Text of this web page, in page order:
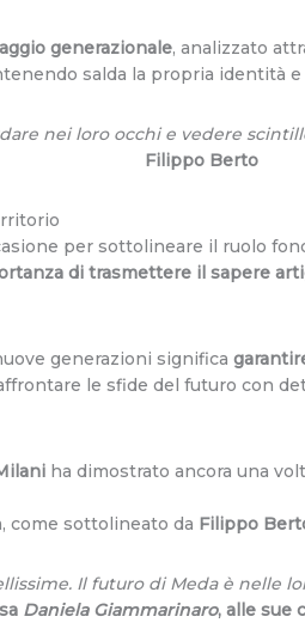
generazionale, analizzato
salda la propria identità
nei loro occhi e vedere
Filippo Berto
per sottolineare il ruolo
di trasmettere il sapere
generazioni significa
le sfide del futuro con
ha dimostrato ancora una
come sottolineato da Filippo
Il futuro di Meda è nelle
Daniela Giammarinaro, alle sue